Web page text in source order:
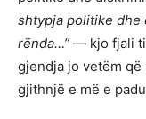
shtypja politike dhe
rënda…” — kjo fjali
gjendja jo vetëm
gjithnjë e më e